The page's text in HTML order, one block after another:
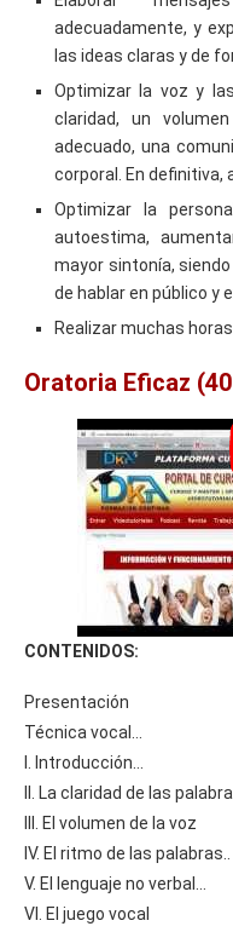
adecuadamente, y
las ideas claras y de
Optimizar la voz y
claridad, un
adecuado, una
corporal. En definitiva,
Optimizar la
autoestima,
mayor sintonía,
de hablar en público y
Realizar muchas
Oratoria Eficaz
CONTENIDOS:
Presentación
Técnica vocal…
I. Introducción…
II. La claridad de las
III. El volumen de la voz
IV. El ritmo de las palabras..
V. El lenguaje no verbal…
VI. El juego vocal